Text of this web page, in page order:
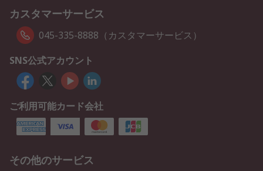
カスタマーサービス
045-335-8888（カスタマーサービス）
SNS公式アカウント
ご利用可能カード会社
その他のサービス